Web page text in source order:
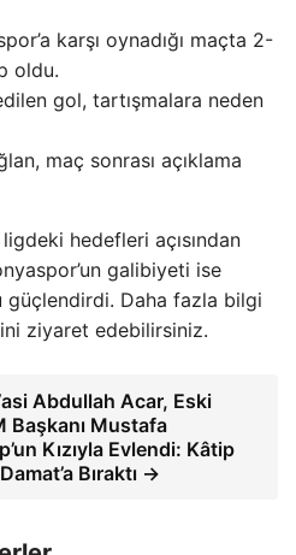
karşı oynadığı maçta 2-
oldu.
gol, tartışmalara neden
maç sonrası açıklama
hedefleri açısından
galibiyeti ise
güçlendirdi. Daha fazla bilgi
ziyaret edebilirsiniz.
Abdullah Acar, Eski
Başkanı Mustafa
Kızıyla Evlendi: Kâtip
Bıraktı →